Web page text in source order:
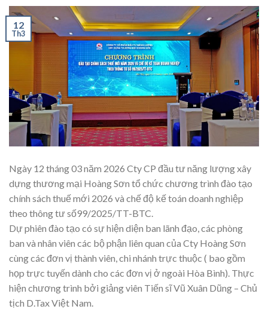
12
Th3
Ngày 12 tháng 03 năm 2026 Cty CP đầu tư năng lượng xây
dựng thương mại Hoàng Sơn tổ chức chương trình đào tạo
chính sách thuế mới 2026 và chế độ kế toán doanh nghiệp
theo thông tư số99/2025/TT-BTC.
Dự phiên đào tạo có sự hiện diện ban lãnh đạo, các phòng
ban và nhân viên các bộ phận liên quan của Cty Hoàng Sơn
cùng các đơn vị thành viên, chi nhánh trực thuộc ( bao gồm
họp trực tuyến dành cho các đơn vị ở ngoài Hòa Bình). Thực
hiện chương trình bởi giảng viên Tiến sĩ Vũ Xuân Dũng – Chủ
tịch D.Tax Việt Nam.